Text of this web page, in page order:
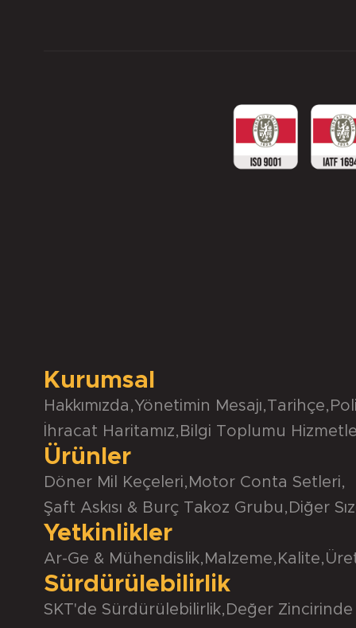
Kurumsal
Hakkımızda ,Yönetimin Mesajı,Tarihçe,
İhracat Haritamız, Bilgi Toplumu
Ürünler
Döner Mil Keçeleri, Motor Conta Setleri,
Şaft Askısı & Burç Takoz Grubu , Diğer
Yetkinlikler
Ar-Ge & Mühendislik, Malzeme, Kalite,
Sürdürülebilirlik
SKT'de Sürdürülebilirlik, Değer